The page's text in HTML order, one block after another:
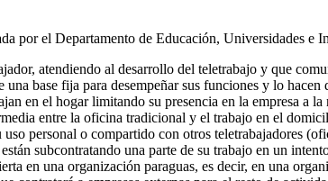
por el Departamento de Educación, Universidades e
atendiendo al desarrollo del teletrabajo y que
una base fija para desempeñar sus funciones y lo
en el hogar limitando su presencia en la empresa a
entre la oficina tradicional y el trabajo en el
uso personal o compartido con otros teletrabajadores
subcontratando una parte de su trabajo en un
en una organización paraguas, es decir, en una